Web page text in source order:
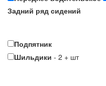
Задний ряд сидений
Подпятник
Шильдики - 2 + шт